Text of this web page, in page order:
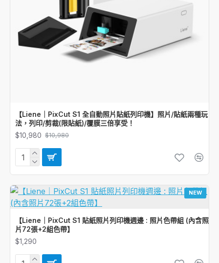
【Liene｜PixCut S1 全自動照片貼紙列印機】照片/貼紙兩種玩
法，列印/剪裁(限貼紙)/覆膜三倍享受！
$10,980 $10,980
NEW
【Liene｜PixCut S1 貼紙照片列印機週邊 : 照片色帶組 (內含照
片72張+2組色帶】
$1,290